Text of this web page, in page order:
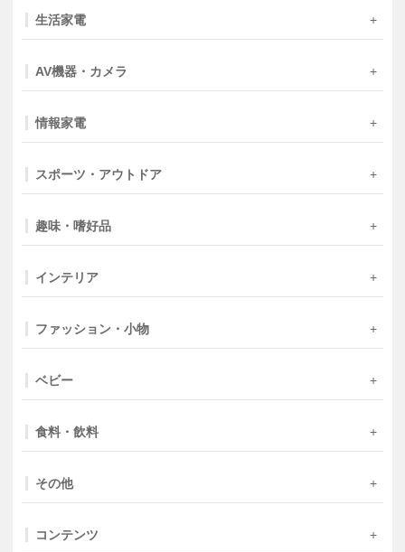
生活家電
AV機器・カメラ
情報家電
スポーツ・アウトドア
趣味・嗜好品
インテリア
ファッション・小物
ベビー
食料・飲料
その他
コンテンツ